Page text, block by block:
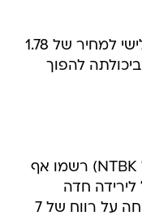
דראגסטור זינקה ב-32% ביום שלישי למחיר של 1.78
להפוך
מלוות מקוונות כמו נטבנק (סימול NTBK) רשמו אף
לירידה חדה
בשיעור הריבית השנה. נטבנק דיווחה על רווח של 7